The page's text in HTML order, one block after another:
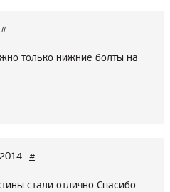
#
только нижние болты на
#
стали отлично.Спасибо.